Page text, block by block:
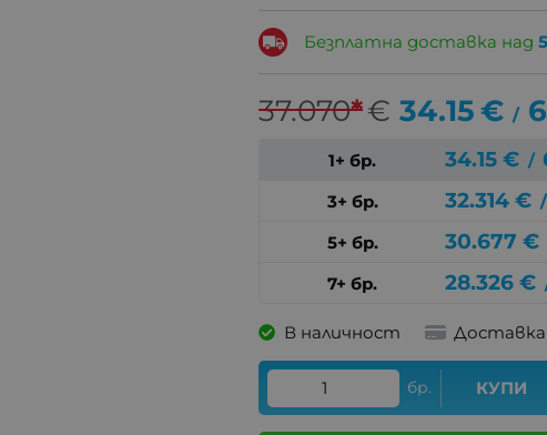
Безплатна доставка над
37.070*€ 34.15€ /
1+ бр. 34.15 € /
3+ бр. 32.314 € /
5+ бр. 30.677 €
7+ бр. 28.326 €
В наличност
бр. КУПИ